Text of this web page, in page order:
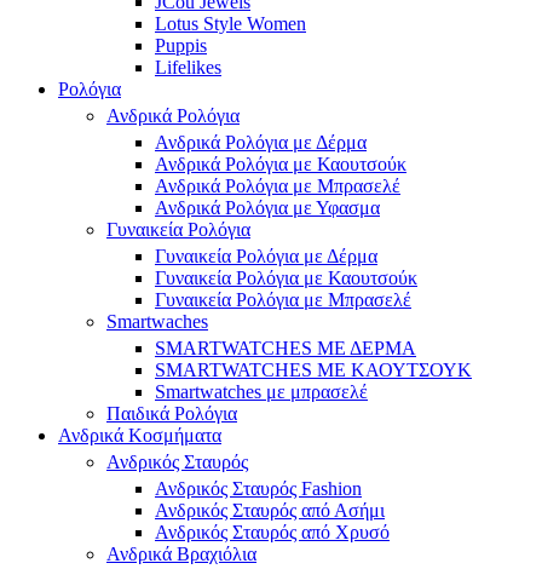
Lotus Style Women
Puppis
Lifelikes
Ρολόγια
Ανδρικά Ρολόγια
Ανδρικά Ρολόγια με Δέρμα
Ανδρικά Ρολόγια με Καουτσούκ
Ανδρικά Ρολόγια με Μπρασελέ
Ανδρικά Ρολόγια με Υφασμα
Γυναικεία Ρολόγια
Γυναικεία Ρολόγια με Δέρμα
Γυναικεία Ρολόγια με Καουτσούκ
Γυναικεία Ρολόγια με Μπρασελέ
Smartwaches
SMARTWATCHES ΜΕ ΔΕΡΜΑ
SMARTWATCHES ΜΕ ΚΑΟΥΤΣΟΥΚ
Smartwatches με μπρασελέ
Παιδικά Ρολόγια
Ανδρικά Κοσμήματα
Ανδρικός Σταυρός
Ανδρικός Σταυρός Fashion
Ανδρικός Σταυρός από Ασήμι
Ανδρικός Σταυρός από Χρυσό
Ανδρικά Βραχιόλια